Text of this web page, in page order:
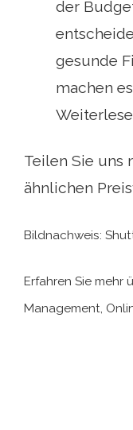
der
gesunde
machen
Teilen Sie uns
ähnlichen
Bildnachweis:
Erfahren Sie mehr
Management,